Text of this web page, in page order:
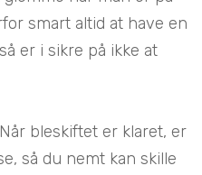
smart altid at have en
er i sikre på ikke at
bleskiftet er klaret, er
så du nemt kan skille